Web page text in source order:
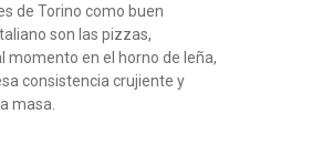
de Torino como buen
son las pizzas,
momento en el horno de leña,
consistencia crujiente y
masa.